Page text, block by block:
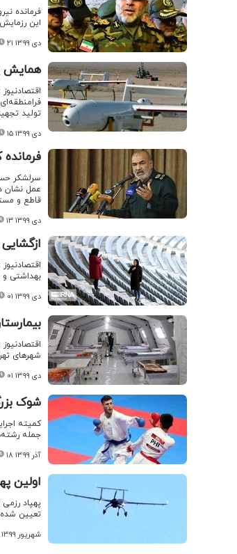
فرمانده
این
۲۱ دی ۱۳۹۹
همایش
تولید
۱۵ دی ۱۳۹۹
سرلشکر
عمل نشان
قاطع و
۱۳ دی ۱۳۹۹
بهداشتی و
۰۱ دی ۱۳۹۹
شهرهای تهران،
۰۱ دی ۱۳۹۹
شوک
جمله رشته‌هایی
۱۸ آذر ۱۳۹۹
اولین
تعیین شده
۲۱ شهریور ۱۳۹۹